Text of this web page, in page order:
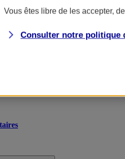
Vous êtes libre de les accepter,
Consulter notre politique